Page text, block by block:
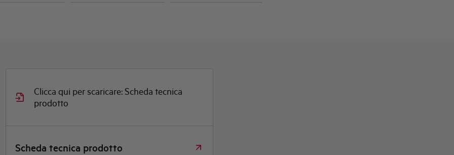
Clicca qui per scaricare: Scheda tecnica
prodotto
Scheda tecnica prodotto